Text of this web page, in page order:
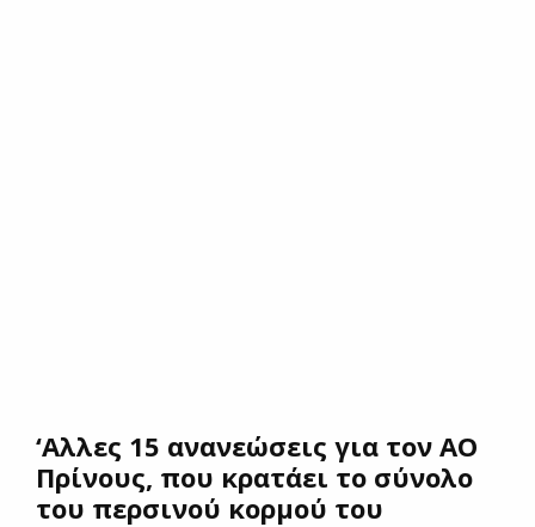
U
‘Αλλες 15 ανανεώσεις για τον ΑΟ
Πρίνους, που κρατάει το σύνολο
του περσινού κορμού του